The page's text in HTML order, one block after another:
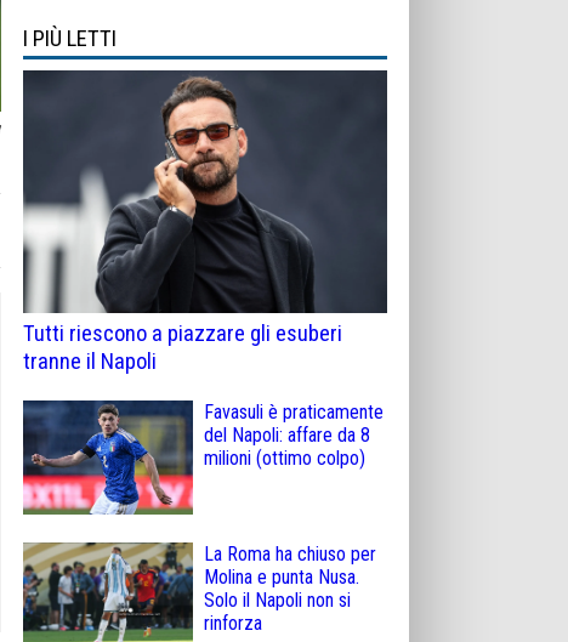
I PIÙ LETTI
Tutti riescono a piazzare gli esuberi
tranne il Napoli
Favasuli è praticamente
del Napoli: affare da 8
milioni (ottimo colpo)
La Roma ha chiuso per
Molina e punta Nusa.
Solo il Napoli non si
rinforza